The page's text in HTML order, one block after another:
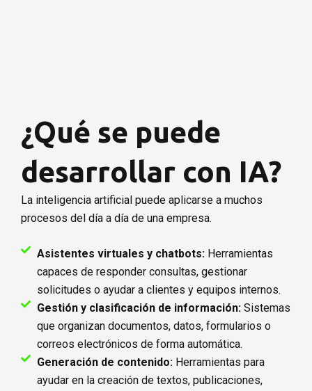
¿Qué se puede
desarrollar con IA?
La inteligencia artificial puede aplicarse a muchos
procesos del día a día de una empresa.
Asistentes virtuales y chatbots:Herramientas
capaces de responder consultas, gestionar
solicitudes o ayudar a clientes y equipos internos.
Gestión y clasificación de información:Sistemas
que organizan documentos, datos, formularios o
correos electrónicos de forma automática.
Generación de contenido:Herramientas para
ayudar en la creación de textos, publicaciones,